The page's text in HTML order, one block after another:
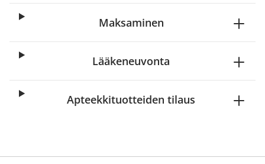
Maksaminen
Lääkeneuvonta
Apteekkituotteiden tilaus